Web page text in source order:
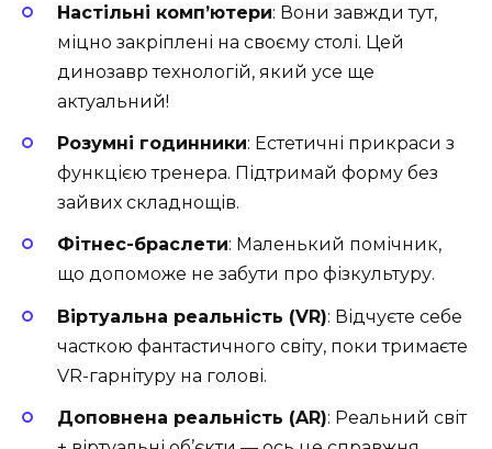
Настільні комп’ютери: Вони завжди тут,
міцно закріплені на своєму столі. Цей
динозавр технологій, який усе ще
актуальний!
Розумні годинники: Естетичні прикраси з
функцією тренера. Підтримай форму без
зайвих складнощів.
Фітнес-браслети: Маленький помічник,
що допоможе не забути про фізкультуру.
Віртуальна реальність (VR): Відчуєте себе
часткою фантастичного світу, поки тримаєте
VR-гарнітуру на голові.
Доповнена реальність (AR): Реальний світ